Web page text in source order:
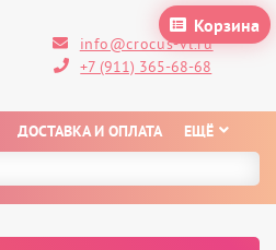
Корзина
info@crocus-vl.ru
+7 (911) 365-68-68
ДОСТАВКА И ОПЛАТА ЕЩЁ